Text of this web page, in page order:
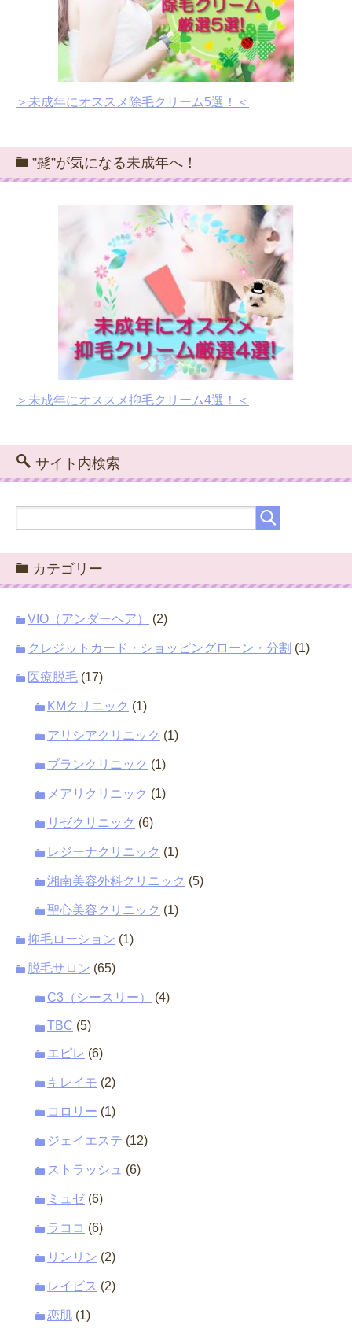
＞未成年にオススメ除毛クリーム5選！＜
”髭”が気になる未成年へ！
＞未成年にオススメ抑毛クリーム4選！＜
サイト内検索
カテゴリー
VIO（アンダーヘア） (2)
クレジットカード・ショッピングローン・分割 (1)
医療脱毛 (17)
KMクリニック (1)
アリシアクリニック (1)
ブランクリニック (1)
メアリクリニック (1)
リゼクリニック (6)
レジーナクリニック (1)
湘南美容外科クリニック (5)
聖心美容クリニック (1)
抑毛ローション (1)
脱毛サロン (65)
C3（シースリー） (4)
TBC (5)
エピレ (6)
キレイモ (2)
コロリー (1)
ジェイエステ (12)
ストラッシュ (6)
ミュゼ (6)
ラココ (6)
リンリン (2)
レイビス (2)
恋肌 (1)